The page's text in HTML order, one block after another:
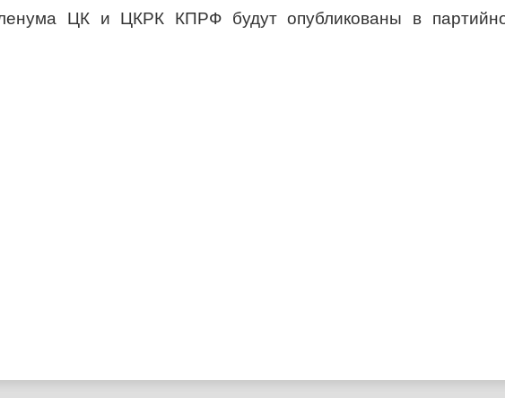
ЦК и ЦКРК КПРФ будут опубликованы в